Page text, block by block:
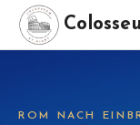
ROM NACH